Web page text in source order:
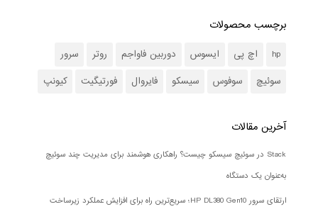
برچسب محصولات
hp اچ پی ایسوس دوربین فاواجم روتر
سرور
سوئیچ
سوفوس سیسکو فایروال فورتیگیت کیونپ
آخرین مقالات
Stack در سوئیچ سیسکو چیست؟ راهکاری هوشمند برای مدیریت چند سوئیچ
به‌عنوان یک دستگاه
ارتقای سرور HP DL380 Gen10؛ سریع‌ترین راه برای افزایش عملکرد زیرساخت